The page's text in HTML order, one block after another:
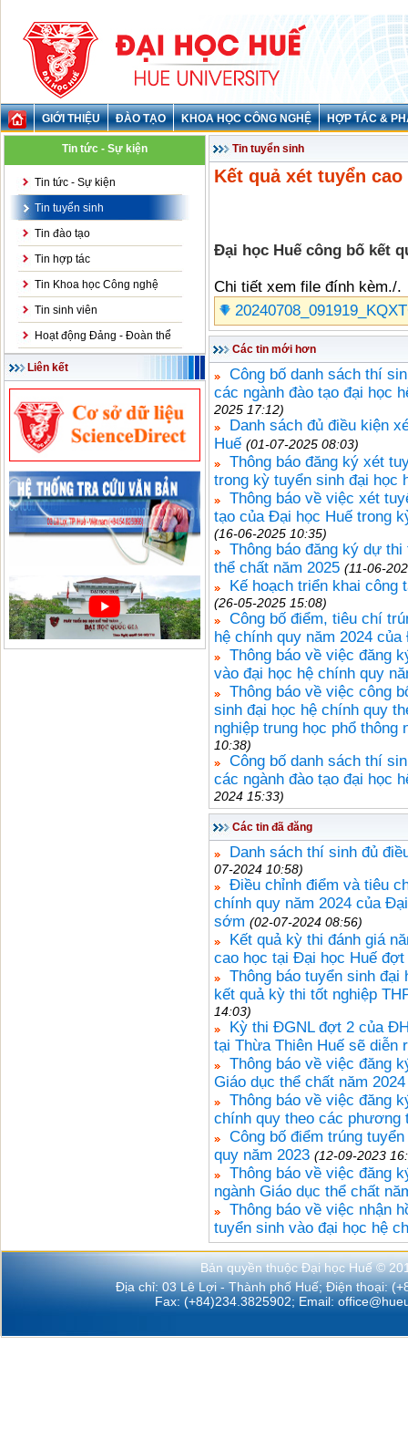
GIỚI THIỆU ĐÀO TẠO KHOA HỌC CÔNG NGHỆ HỢP TÁC &
Tin tức - Sự kiện
Tin tức - Sự kiện
Tin tuyển sinh
Tin đào tạo
Tin hợp tác
Tin Khoa học Công nghệ
Tin sinh viên
Hoạt động Đảng - Đoàn thể
Liên kết
Tin tuyển sinh
Kết quả xét tuyển
Đại học Huế công bố kết
Chi tiết xem file đính kèm./.
Các tin mới hơn
Công bố danh sách thí
các ngành đào tạo đại học
2025 17:12)
Danh sách đủ điều kiện
Huế (01-07-2025 08:03)
Thông báo đăng ký xét
trong kỳ tuyển sinh đại học
Thông báo về việc xét
tạo của Đại học Huế trong
(16-06-2025 10:35)
Thông báo đăng ký dự
thể chất năm 2025 (11-06-
Kế hoạch triển khai công
(26-05-2025 15:08)
Công bố điểm, tiêu chí
hệ chính quy năm 2024
Thông báo về việc đăng
vào đại học hệ chính quy
Thông báo về việc công
sinh đại học hệ chính quy
nghiệp trung học phổ thông
10:38)
Công bố danh sách thí
các ngành đào tạo đại học
2024 15:33)
Các tin đã đăng
Danh sách thí sinh đủ
07-2024 10:58)
Điều chỉnh điểm và tiêu
chính quy năm 2024 của
sớm (02-07-2024 08:56)
Kết quả kỳ thi đánh giá
cao học tại Đại học Huế đợt
Thông báo tuyển sinh
kết quả kỳ thi tốt nghiệp
14:03)
Kỳ thi ĐGNL đợt 2 của
tại Thừa Thiên Huế sẽ diễn
Thông báo về việc đăng
Giáo dục thể chất năm 2024
Thông báo về việc đăng
chính quy theo các
Công bố điểm trúng
quy năm 2023 (12-09-2023
Thông báo về việc đăng
ngành Giáo dục thể chất
Thông báo về việc nhận
tuyển sinh vào đại học hệ
Bản quyền thuộc Đại học Huế ©
Địa chỉ: 03 Lê Lợi - Thành phố Huế; Điện thoại:
Fax: (+84)234.3825902; Email: